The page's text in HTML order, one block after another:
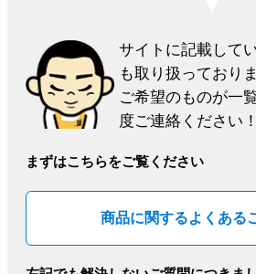
サイトに記載して
も取り扱っておりま
ご希望のものが一
度ご連絡ください！
まずはこちらをご覧ください
商品に関するよくある